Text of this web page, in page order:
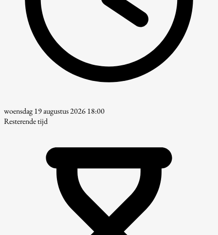
woensdag 19 augustus 2026 18:00
Resterende tijd